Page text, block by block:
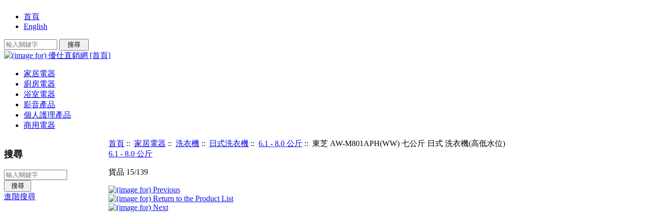
首頁
English
家居電器
廚房電器
浴室電器
影音產品
個人護理產品
商用電器
搜尋
進階搜尋
首頁:: 家居電器 :: 洗衣機:: 日式洗衣機:: 6.1 - 8.0 公斤:: 東芝 AW-M801APH(WW) 七公斤 日式 洗衣機(高低水位)
6.1 - 8.0 公斤
貨品 15/139